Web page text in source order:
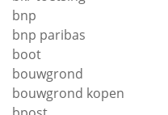
bnp
bnp paribas
boot
bouwgrond
bouwgrond kopen